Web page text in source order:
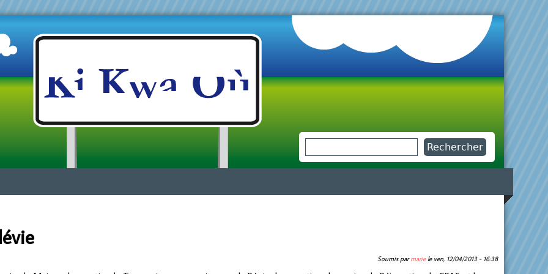
Formulaire de recherche
Soumis parmariele ven, 12/04/2013 - 16:38